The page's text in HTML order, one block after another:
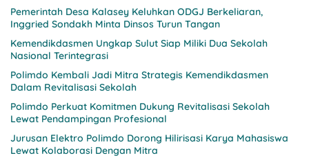
Pemerintah Desa Kalasey Keluhkan ODGJ Berkeliaran,
Inggried Sondakh Minta Dinsos Turun Tangan
Kemendikdasmen Ungkap Sulut Siap Miliki Dua Sekolah
Nasional Terintegrasi
Polimdo Kembali Jadi Mitra Strategis Kemendikdasmen
Dalam Revitalisasi Sekolah
Polimdo Perkuat Komitmen Dukung Revitalisasi Sekolah
Lewat Pendampingan Profesional
Jurusan Elektro Polimdo Dorong Hilirisasi Karya Mahasiswa
Lewat Kolaborasi Dengan Mitra